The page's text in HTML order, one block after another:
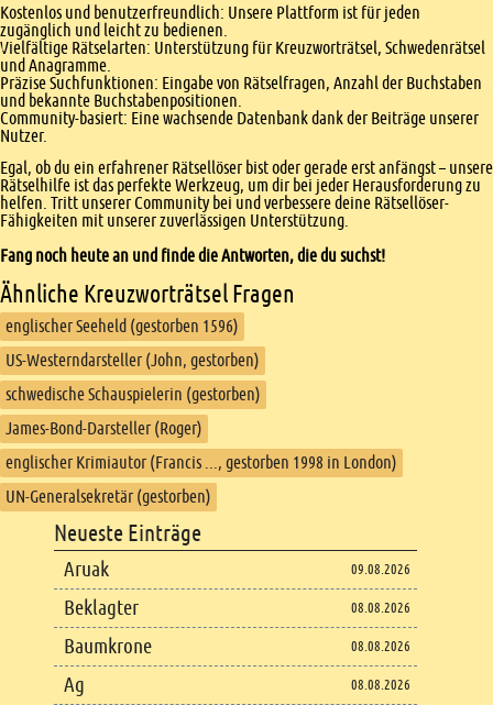
Kostenlos und benutzerfreundlich: Unsere Plattform ist für jeden
zugänglich und leicht zu bedienen.
Vielfältige Rätselarten: Unterstützung für Kreuzworträtsel, Schwedenrätsel
und Anagramme.
Präzise Suchfunktionen: Eingabe von Rätselfragen, Anzahl der Buchstaben
und bekannte Buchstabenpositionen.
Community-basiert: Eine wachsende Datenbank dank der Beiträge unserer
Nutzer.
Egal, ob du ein erfahrener Rätsellöser bist oder gerade erst anfängst – unsere
Rätselhilfe ist das perfekte Werkzeug, um dir bei jeder Herausforderung zu
helfen. Tritt unserer Community bei und verbessere deine Rätsellöser-
Fähigkeiten mit unserer zuverlässigen Unterstützung.
Fang noch heute an und finde die Antworten, die du suchst!
Ähnliche Kreuzworträtsel Fragen
englischer Seeheld (gestorben 1596)
US-Westerndarsteller (John, gestorben)
schwedische Schauspielerin (gestorben)
James-Bond-Darsteller (Roger)
englischer Krimiautor (Francis ..., gestorben 1998 in London)
UN-Generalsekretär (gestorben)
Footer content
Neueste Einträge
Aruak 09.08.2026
Beklagter 08.08.2026
Baumkrone 08.08.2026
Ag 08.08.2026